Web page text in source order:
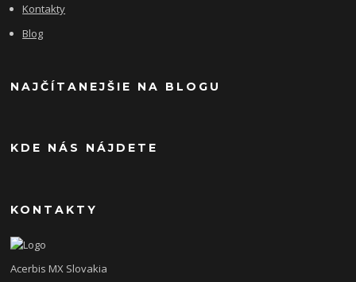
Kontakty
Blog
NAJČÍTANEJŠIE NA BLOGU
KDE NÁS NÁJDETE
KONTAKTY
Acerbis MX Slovakia